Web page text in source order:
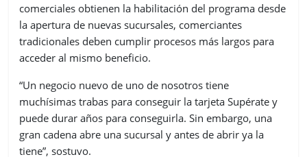
comerciales obtienen la habilitación del programa desde
la apertura de nuevas sucursales, comerciantes
tradicionales deben cumplir procesos más largos para
acceder al mismo beneficio.
“Un negocio nuevo de uno de nosotros tiene
muchísimas trabas para conseguir la tarjeta Supérate y
puede durar años para conseguirla. Sin embargo, una
gran cadena abre una sucursal y antes de abrir ya la
tiene”, sostuvo.